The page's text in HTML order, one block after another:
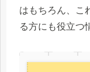
はもちろん、こ
る方にも役立つ